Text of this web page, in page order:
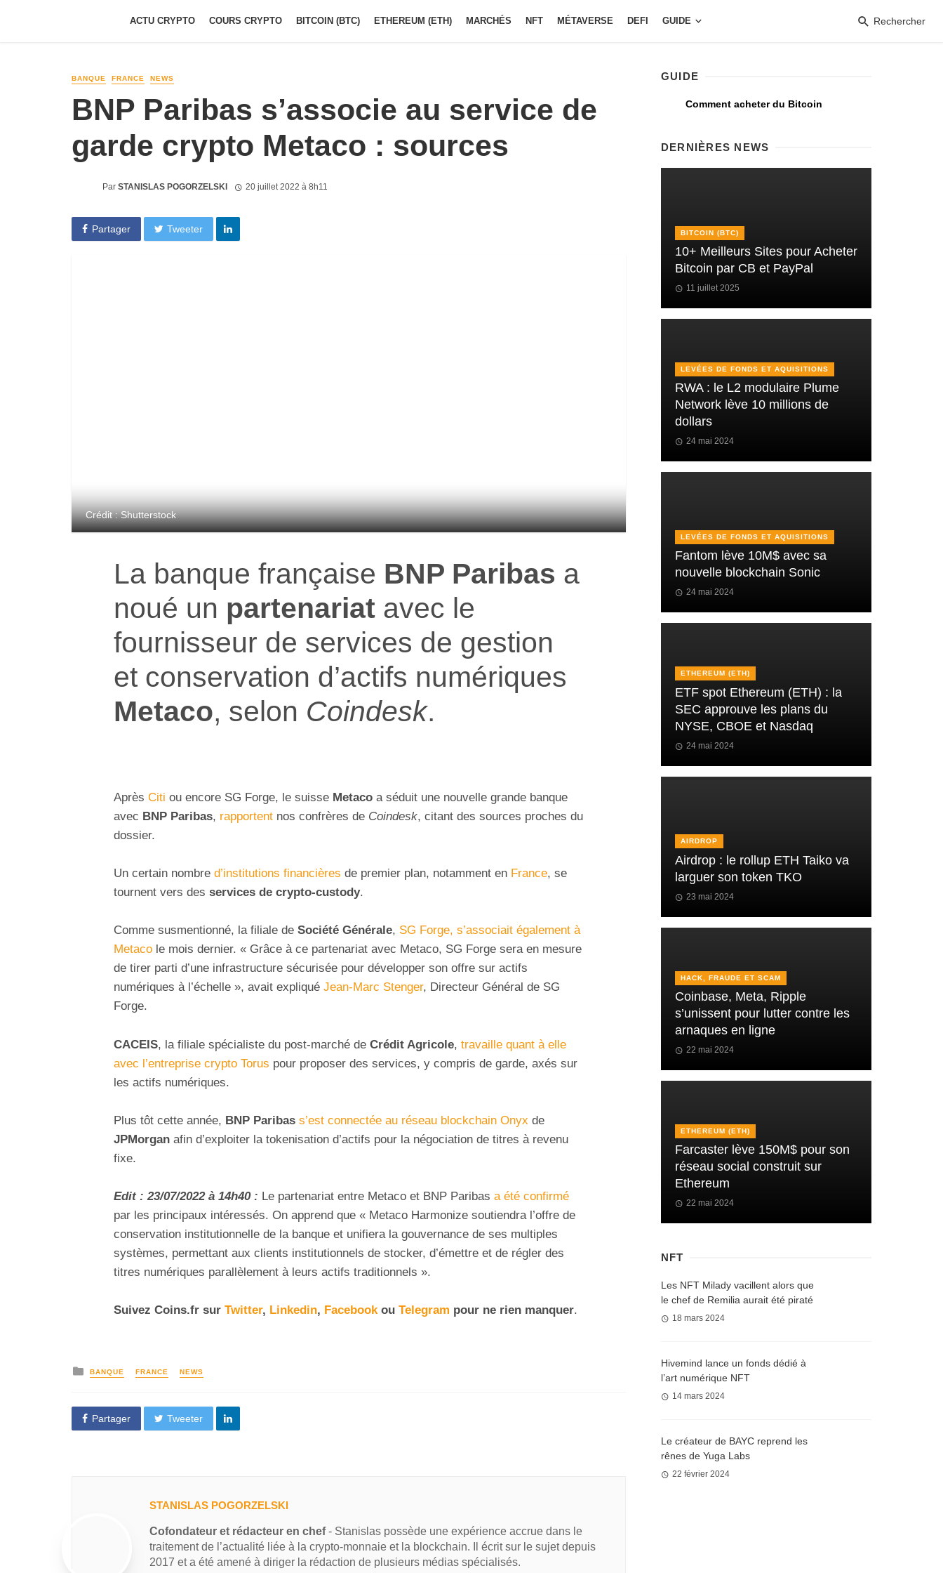
ACTU CRYPTO COURS CRYPTO BITCOIN (BTC) ETHEREUM (ETH) MARCHÉS NFT MÉTAVERSE DEFI GUIDE Rechercher
BANQUE FRANCE NEWS
BNP Paribas s’associe au service de
garde crypto Metaco : sources
Par STANISLAS POGORZELSKI 20 juillet 2022 à 8h11
Partager Tweeter
Crédit : Shutterstock
La banque française BNP Paribas a
noué un partenariat avec le
fournisseur de services de gestion
et conservation d’actifs numériques
Metaco, selon Coindesk.
Après Citi ou encore SG Forge, le suisse Metaco a séduit une nouvelle grande banque
avec BNP Paribas, rapportent nos confrères de Coindesk, citant des sources proches du
dossier.
Un certain nombre d’institutions financières de premier plan, notamment en France, se
tournent vers des services de crypto-custody.
Comme susmentionné, la filiale de Société Générale, SG Forge, s’associait également à
Metaco le mois dernier. « Grâce à ce partenariat avec Metaco, SG Forge sera en mesure
de tirer parti d’une infrastructure sécurisée pour développer son offre sur actifs
numériques à l’échelle », avait expliqué Jean-Marc Stenger, Directeur Général de SG
Forge.
CACEIS, la filiale spécialiste du post-marché de Crédit Agricole, travaille quant à elle
avec l’entreprise crypto Torus pour proposer des services, y compris de garde, axés sur
les actifs numériques.
Plus tôt cette année, BNP Paribas s’est connectée au réseau blockchain Onyx de
JPMorgan afin d’exploiter la tokenisation d’actifs pour la négociation de titres à revenu
fixe.
Edit : 23/07/2022 à 14h40 : Le partenariat entre Metaco et BNP Paribas a été confirmé
par les principaux intéressés. On apprend que « Metaco Harmonize soutiendra l’offre de
conservation institutionnelle de la banque et unifiera la gouvernance de ses multiples
systèmes, permettant aux clients institutionnels de stocker, d’émettre et de régler des
titres numériques parallèlement à leurs actifs traditionnels ».
Suivez Coins.fr sur Twitter, Linkedin, Facebookou Telegram pour ne rien manquer.
BANQUE FRANCE NEWS
Partager Tweeter
STANISLAS POGORZELSKI
Cofondateur et rédacteur en chef- Stanislas possède une expérience accrue dans le
traitement de l’actualité liée à la crypto-monnaie et la blockchain. Il écrit sur le sujet depuis
2017 et a été amené à diriger la rédaction de plusieurs médias spécialisés.
GUIDE
Comment acheter du Bitcoin
DERNIÈRES NEWS
BITCOIN (BTC)
10+ Meilleurs Sites pour Acheter
Bitcoin par CB et PayPal
11 juillet 2025
LEVÉES DE FONDS ET AQUISITIONS
RWA : le L2 modulaire Plume
Network lève 10 millions de
dollars
24 mai 2024
LEVÉES DE FONDS ET AQUISITIONS
Fantom lève 10M$ avec sa
nouvelle blockchain Sonic
24 mai 2024
ETHEREUM (ETH)
ETF spot Ethereum (ETH) : la
SEC approuve les plans du
NYSE, CBOE et Nasdaq
24 mai 2024
AIRDROP
Airdrop : le rollup ETH Taiko va
larguer son token TKO
23 mai 2024
HACK, FRAUDE ET SCAM
Coinbase, Meta, Ripple
s’unissent pour lutter contre les
arnaques en ligne
22 mai 2024
ETHEREUM (ETH)
Farcaster lève 150M$ pour son
réseau social construit sur
Ethereum
22 mai 2024
NFT
Les NFT Milady vacillent alors que
le chef de Remilia aurait été piraté
18 mars 2024
Hivemind lance un fonds dédié à
l’art numérique NFT
14 mars 2024
Le créateur de BAYC reprend les
rênes de Yuga Labs
22 février 2024